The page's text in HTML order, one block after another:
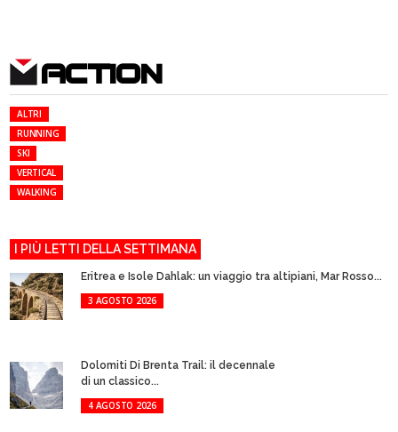
ACTION
ALTRI
RUNNING
SKI
VERTICAL
WALKING
I PIÙ LETTI DELLA SETTIMANA
Eritrea e Isole Dahlak: un viaggio tra altipiani, Mar Rosso...
3 AGOSTO 2026
Dolomiti Di Brenta Trail: il decennale
di un classico...
4 AGOSTO 2026